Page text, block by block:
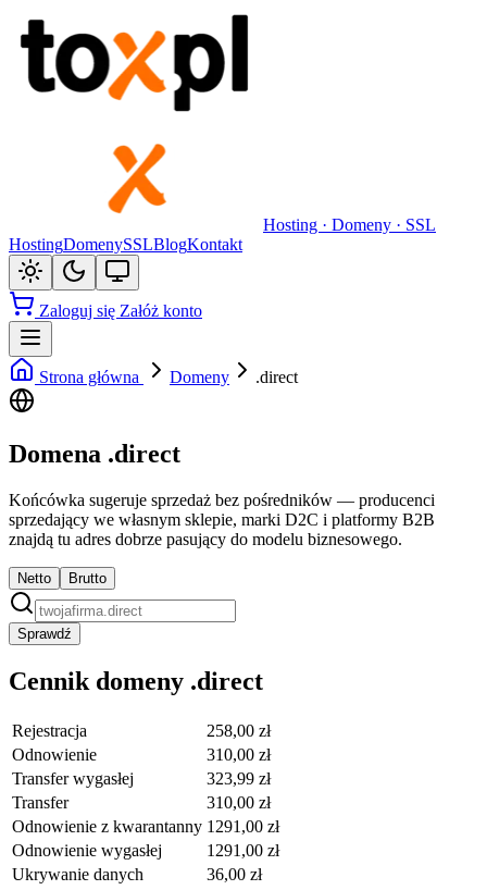
Hosting · Domeny · SSL
HostingDomenySSLBlogKontakt
Zaloguj się Załóż konto
Strona główna Domeny .direct
Domena .direct
Końcówka sugeruje sprzedaż bez pośredników — producenci
sprzedający we własnym sklepie, marki D2C i platformy B2B
znajdą tu adres dobrze pasujący do modelu biznesowego.
Netto Brutto
Sprawdź
Cennik domeny .direct
Rejestracja
258,00 zł
Odnowienie
310,00 zł
Transfer wygasłej
323,99 zł
Transfer
310,00 zł
Odnowienie z kwarantanny 1291,00 zł
Odnowienie wygasłej
1291,00 zł
Ukrywanie danych
36,00 zł